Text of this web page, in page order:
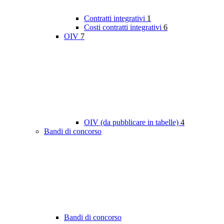
Contratti integrativi 1
Costi contratti integrativi 6
OIV 7
OIV (da pubblicare in tabelle) 4
Bandi di concorso
Bandi di concorso